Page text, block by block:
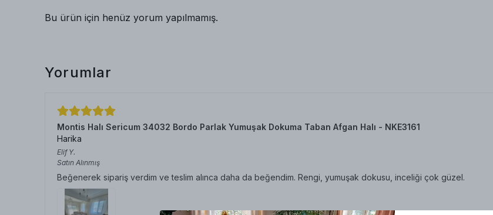
Bu ürün için henüz yorum yapılmamış.
Yorumlar
Montis Halı Sericum 34032 Bordo Parlak Yumuşak Dokuma Taban Afgan Halı - NKE3161
Harika
Elif Y.
Satın Alınmış
Beğenerek sipariş verdim ve teslim alınca daha da beğendim. Rengi, yumuşak dokusu, inceliği çok güzel.